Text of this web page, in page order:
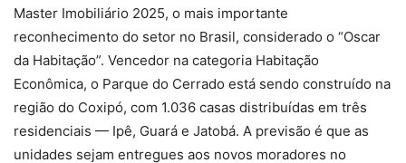
Master Imobiliário 2025, o mais importante
reconhecimento do setor no Brasil, considerado o “Oscar
da Habitação”. Vencedor na categoria Habitação
Econômica, o Parque do Cerrado está sendo construído na
região do Coxipó, com 1.036 casas distribuídas em três
residenciais — Ipê, Guará e Jatobá. A previsão é que as
unidades sejam entregues aos novos moradores no